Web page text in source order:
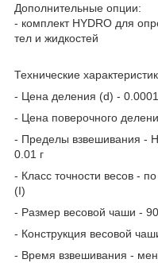
Дополнительные опции:
- комплект HYDRO для
тел и жидкостей
Технические
- Цена деления (d) -
- Цена поверочного
- Пределы взвешивания -
0.01 г
- Класс точности весов -
(I)
- Размер весовой чаши -
- Конструкция весовой
- Время взвешивания -